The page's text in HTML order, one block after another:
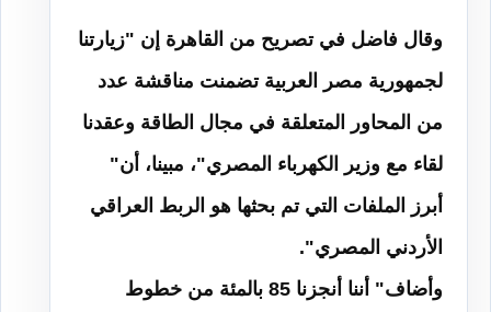
وقال فاضل في تصريح من القاهرة إن "زيارتنا
لجمهورية مصر العربية تضمنت مناقشة عدد
من المحاور المتعلقة في مجال الطاقة وعقدنا
لقاء مع وزير الكهرباء المصري"، مبينا، أن"
أبرز الملفات التي تم بحثها هو الربط العراقي
الأردني المصري".
وأضاف" أننا أنجزنا 85 بالمئة من خطوط